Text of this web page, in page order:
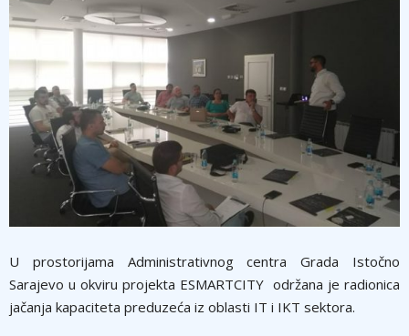
U prostorijama Administrativnog centra Grada Istočno
Sarajevo u okviru projekta ESMARTCITY održana je radionica
jačanja kapaciteta preduzeća iz oblasti IT i IKT sektora.